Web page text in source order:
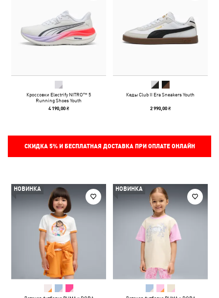
Кроссовки Electrify NITRO™ 5
Running Shoes Youth
4 190,00 ₴
Кеды Club II Era Sneakers Youth
2 990,00 ₴
СКИДКА 5%И БЕСПЛАТНАЯ ДОСТАВКА ПРИ ОПЛАТЕ ОНЛАЙН
НОВИНКА НОВИНКА